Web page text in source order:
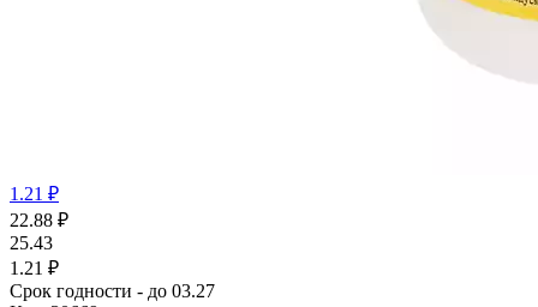
1.21 ₽
22.88 ₽
25.43
1.21 ₽
Срок годности - до 03.27